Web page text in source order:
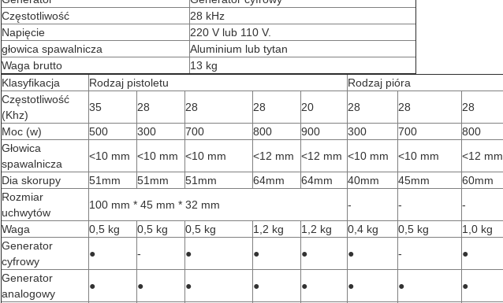
Częstotliwość
28 kHz
Napięcie
220 V lub 110 V.
głowica spawalnicza
Aluminium lub tytan
Waga brutto
13 kg
Klasyfikacja
Rodzaj pistoletu
Rodzaj pióra
Częstotliwość
(Khz)
35 28 28 28 20 28 28
28
Moc (w)
500 300 700 800 900 300 700
800
Głowica
spawalnicza
<10 mm <10 mm <10 mm <12 mm <12 mm <10 mm <10 mm
<12 mm
Dia skorupy
51mm 51mm 51mm 64mm 64mm 40mm 45mm
60mm
Rozmiar
uchwytów
100 mm * 45 mm * 32 mm - -
-
Waga
0,5 kg 0,5 kg 0,5 kg 1,2 kg 1,2 kg 0,4 kg 0,5 kg
1,0 kg
Generator
cyfrowy
● - ● ● ● ● -
●
Generator
analogowy
● ● ● ● ● ● ● ●